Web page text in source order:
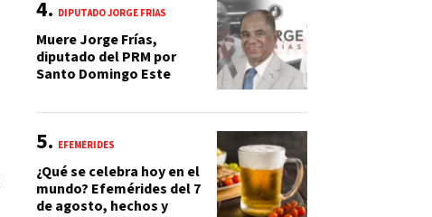
DIPUTADO JORGE FRÍAS
Muere Jorge Frías,
diputado del PRM por
Santo Domingo Este
EFEMÉRIDES
¿Qué se celebra hoy en el
mundo? Efemérides del 7
de agosto, hechos y